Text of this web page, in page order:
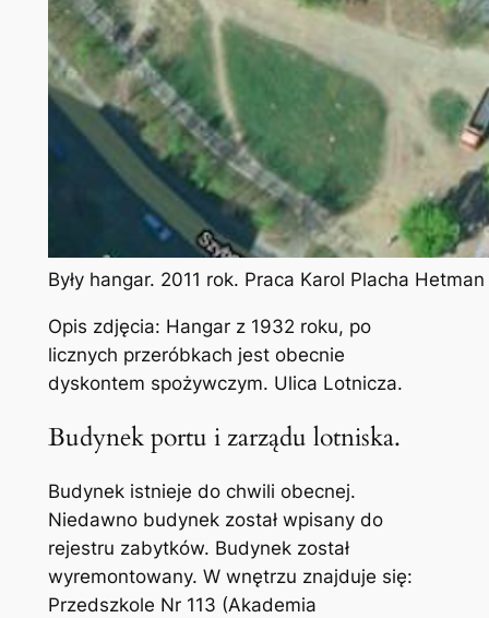
Były hangar. 2011 rok. Praca Karol Placha Hetman
Opis zdjęcia: Hangar z 1932 roku, po
licznych przeróbkach jest obecnie
dyskontem spożywczym. Ulica Lotnicza.
Budynek portu i zarządu lotniska.
Budynek istnieje do chwili obecnej.
Niedawno budynek został wpisany do
rejestru zabytków. Budynek został
wyremontowany. W wnętrzu znajduje się:
Przedszkole Nr 113 (Akademia